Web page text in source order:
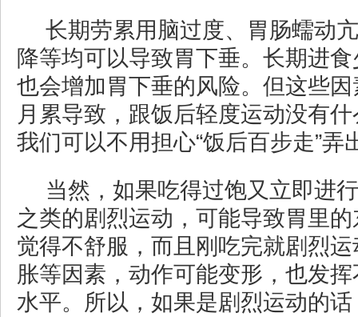
长期劳累用脑过度、胃肠蠕动
降等均可以导致胃下垂。长期进
也会增加胃下垂的风险。但这些
月累导致，跟饭后轻度运动没有
我们可以不用担心“饭后百步走”弄
当然，如果吃得过饱又立即进
之类的剧烈运动，可能导致胃里
觉得不舒服，而且刚吃完就剧烈
胀等因素，动作可能变形，也发
水平。所以，如果是剧烈运动的